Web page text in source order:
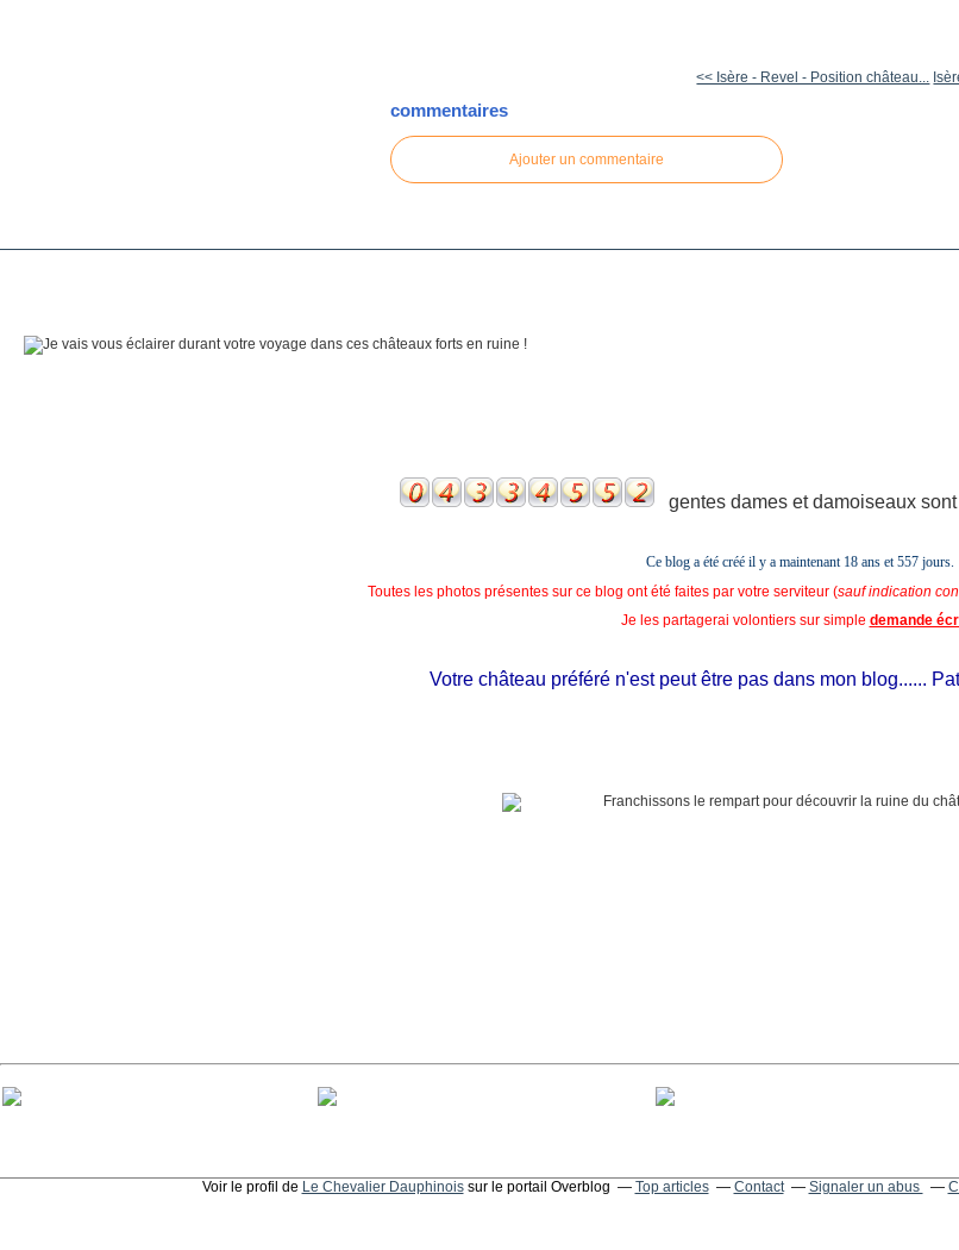
<< Isère - Revel - Position château...
commentaires
Ajouter un commentaire
gentes dames et damoiseaux
Ce blog a été créé il y a maintenant 18 ans et 557 jours.
Toutes les photos présentes sur ce blog ont été faites par votre serviteur (sauf indication
Je les partagerai volontiers sur simple demande
Votre château préféré n'est peut être pas dans mon blog......
Voir le profil de Le Chevalier Dauphinoissur le portail Overblog Top articles Contact Signaler un abus